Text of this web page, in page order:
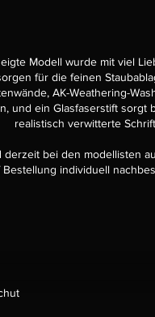
Modell wurde mit viel
für die feinen
AK-Weathering-
und ein Glasfaserstift sorgt
realistisch verwitterte
derzeit bei den modellisten
Bestellung individuell